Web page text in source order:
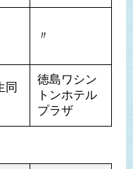
〃
同
徳島ワシン
トンホテル
プラザ